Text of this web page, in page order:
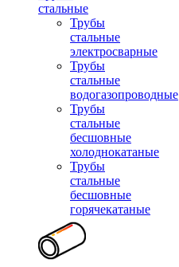
стальные
Трубы
стальные
электросварные
Трубы
стальные
водогазопроводные
Трубы
стальные
бесшовные
холоднокатаные
Трубы
стальные
бесшовные
горячекатаные